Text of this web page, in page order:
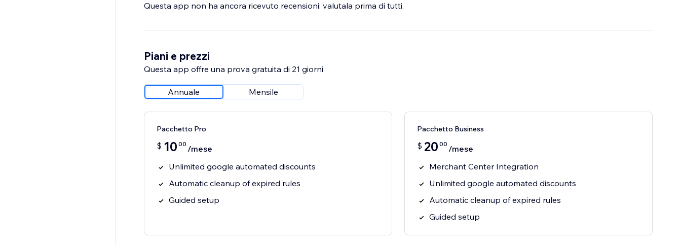
Questa app non ha ancora ricevuto recensioni: valutala prima di tutti.
Piani e prezzi
Questa app offre una prova gratuita di 21 giorni
Annuale Mensile
Pacchetto Pro
$ 10 00 /mese
Unlimited google automated discounts
Automatic cleanup of expired rules
Guided setup
Pacchetto Business
$ 20 00 /mese
Merchant Center Integration
Unlimited google automated discounts
Automatic cleanup of expired rules
Guided setup